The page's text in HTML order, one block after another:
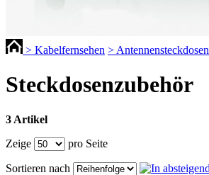
> Kabelfernsehen > Antennensteckdosen
Steckdosenzubehör
3 Artikel
Zeige
pro Seite
Sortieren nach